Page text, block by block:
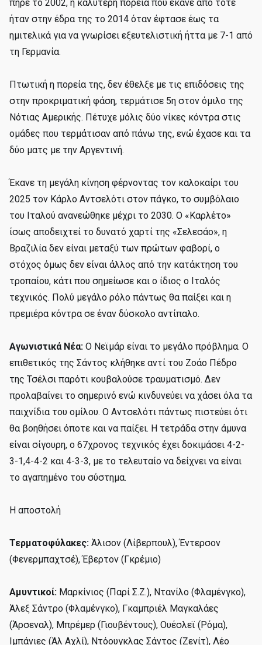
πήρε το 2002, η καλύτερη πορεία που έκανε από τότε
ήταν στην έδρα της το 2014 όταν έφτασε έως τα
ημιτελικά για να γνωρίσει εξευτελιστική ήττα με 7-1 από
τη Γερμανία.
Πτωτική η πορεία της, δεν έθελξε με τις επιδόσεις της
στην προκριματική φάση, τερμάτισε 5η στον όμιλο της
Νότιας Αμερικής. Πέτυχε μόλις δύο νίκες κόντρα στις
ομάδες που τερμάτισαν από πάνω της, ενώ έχασε και τα
δύο ματς με την Αργεντινή.
Έκανε τη μεγάλη κίνηση φέρνοντας τον καλοκαίρι του
2025 τον Κάρλο Αντσελότι στον πάγκο, το συμβόλαιο
του Ιταλού ανανεώθηκε μέχρι το 2030. Ο «Καρλέτο»
ίσως αποδειχτεί το δυνατό χαρτί της «Σελεσάο», η
Βραζιλία δεν είναι μεταξύ των πρώτων φαβορί, ο
στόχος όμως δεν είναι άλλος από την κατάκτηση του
τροπαίου, κάτι που σημείωσε και ο ίδιος ο Ιταλός
τεχνικός. Πολύ μεγάλο ρόλο πάντως θα παίξει και η
πρεμιέρα κόντρα σε έναν δύσκολο αντίπαλο.
Αγωνιστικά Νέα: Ο Νεϊμάρ είναι το μεγάλο πρόβλημα. Ο
επιθετικός της Σάντος κλήθηκε αντί του Ζοάο Πέδρο
της Τσέλσι παρότι κουβαλούσε τραυματισμό. Δεν
προλαβαίνει το σημερινό ενώ κινδυνεύει να χάσει όλα τα
παιχνίδια του ομίλου. Ο Αντσελότι πάντως πιστεύει ότι
θα βοηθήσει όποτε και να παίξει. Η τετράδα στην άμυνα
είναι σίγουρη, o 67χρονος τεχνικός έχει δοκιμάσει 4-2-
3-1,4-4-2 και 4-3-3, με το τελευταίο να δείχνει να είναι
το αγαπημένο του σύστημα.
Η αποστολή
Τερματοφύλακες: Άλισον (Λίβερπουλ), Έντερσον
(Φενερμπαχτσέ), Έβερτον (Γκρέμιο)
Αμυντικοί: Μαρκίνιος (Παρί Σ.Ζ.), Ντανίλο (Φλαμένγκο),
Άλεξ Σάντρο (Φλαμένγκο), Γκαμπριέλ Μαγκαλάες
(Άρσεναλ), Μπρέμερ (Γιουβέντους), Ουέσλεϊ (Ρόμα),
Ιμπάνιες (Άλ Αχλί), Ντόουγκλας Σάντος (Ζενίτ), Λέο